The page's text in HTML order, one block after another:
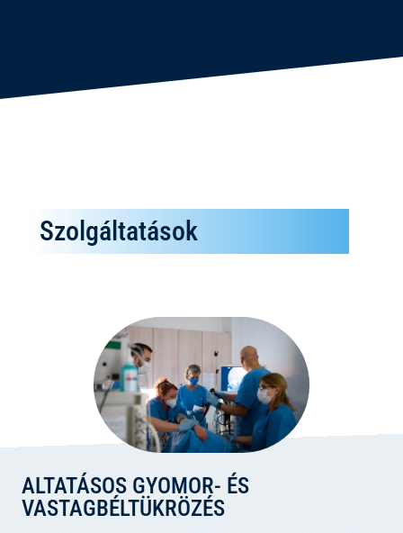
Szolgáltatások
ALTATÁSOS GYOMOR- ÉS
VASTAGBÉLTÜKRÖZÉS